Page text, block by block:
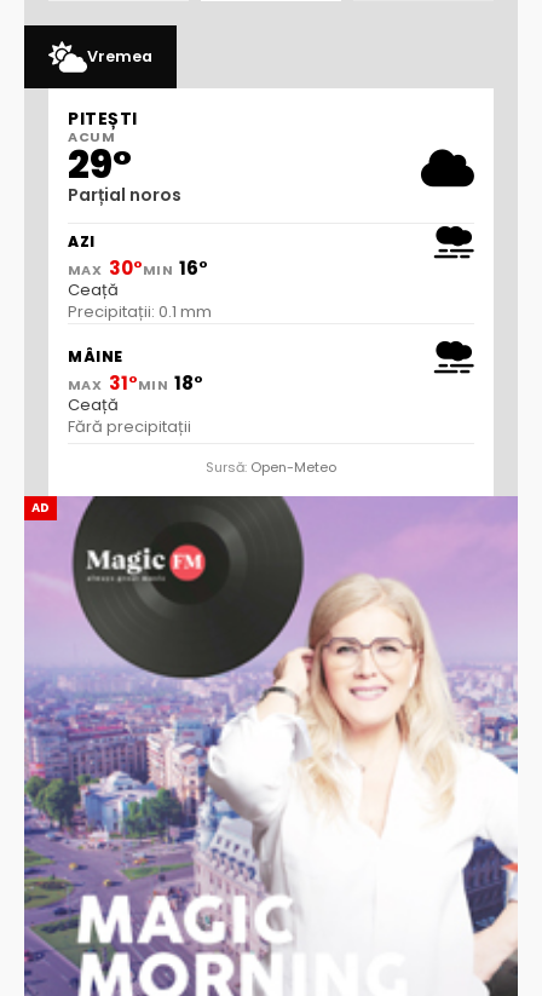
AD
Vremea
PITEȘTI
ACUM
29°
Parțial noros
AZI
MAX 30°MIN 16°
Ceață
Precipitații: 0.1 mm
MÂINE
MAX 31°MIN 18°
Ceață
Fără precipitații
Sursă: Open-Meteo